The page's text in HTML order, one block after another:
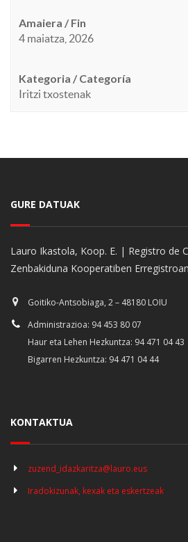
Amaiera / Fin
4 maiatza, 2026
Kategoria / Categoría
Iritzi txostenak
GURE DATUAK
Lauro Ikastola, Koop. E. | Registro de
Zenbakiduna Kooperatiben
Goitiko-Antsobiaga, 2 – 48180 LOIU
Administrazioa: 94 453 80 07
Haur eta Lehen Hezkuntza: 94 471 04 43
Bigarren Hezkuntza: 94 471 04 44
KONTAKTUA
zuzend_idazkaritza@lauro.eus
Iradokizunak, kexak eta eskertzeak